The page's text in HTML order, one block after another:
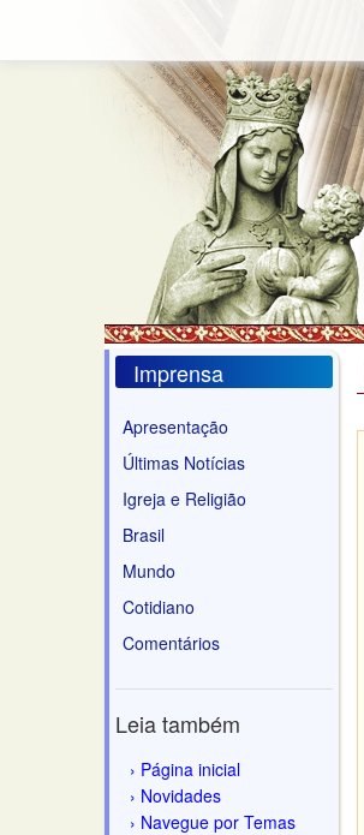
Imprensa
Apresentação
Últimas Notícias
Igreja e Religião
Brasil
Mundo
Cotidiano
Comentários
Leia também
Página inicial
Novidades
Navegue por Temas